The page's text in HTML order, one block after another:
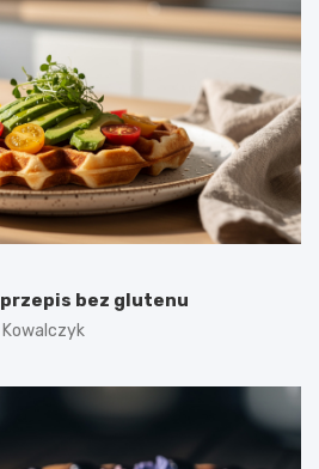
bez glutenu
Kowalczyk